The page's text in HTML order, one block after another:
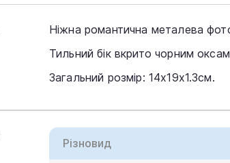
Ніжна романтична металева
Тильний бік вкрито чорним
Загальний розмір: 14х19х1.3см.
Різновид